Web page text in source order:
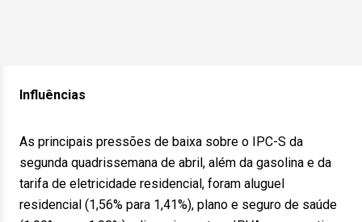
Influências
As principais pressões de baixa sobre o IPC-S da
segunda quadrissemana de abril, além da gasolina e da
tarifa de eletricidade residencial, foram aluguel
residencial (1,56% para 1,41%), plano e seguro de saúde